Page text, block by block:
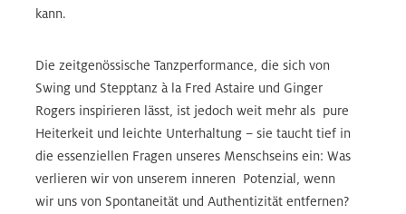
kann.
Die zeitgenössische Tanzperformance, die sich von
Swing und Stepptanz à la Fred Astaire und Ginger
Rogers inspirieren lässt, ist jedoch weit mehr als pure
Heiterkeit und leichte Unterhaltung – sie taucht tief in
die essenziellen Fragen unseres Menschseins ein: Was
verlieren wir von unserem inneren Potenzial, wenn
wir uns von Spontaneität und Authentizität entfernen?